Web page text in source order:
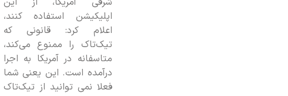
اپلیکیشن استفاده کنند،
اعلام کرد: قانونی که
تیک‌تاک را ممنوع می‌کند،
متاسفانه در آمریکا به اجرا
درآمده است. این یعنی شما
فعلا نمی توانید از تیک‌تاک